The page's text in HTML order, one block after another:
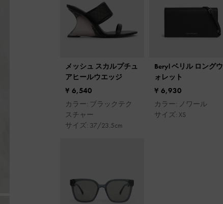
メッシュ スカルプチュ
アヒールウエッジ
¥ 6,540
カラー: ブラックテク
スチャー
サイズ: 37/23.5cm
Beryl ベリル ロングウ
ォレット
¥ 6,930
カラー: ノワール
サイズ: XS